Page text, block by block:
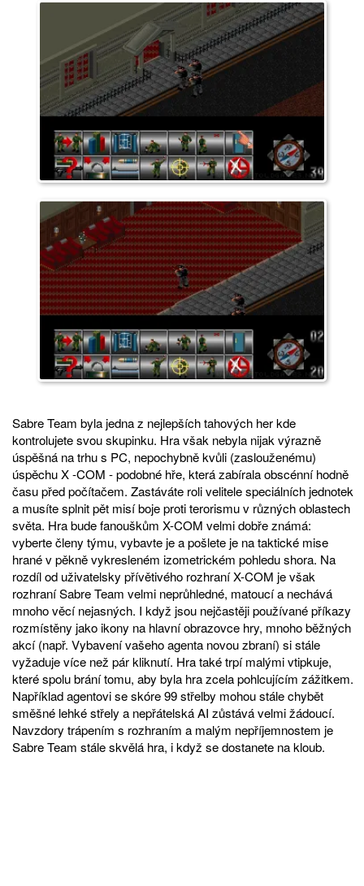
Sabre Team byla jedna z nejlepších tahových her kde
kontrolujete svou skupinku. Hra však nebyla nijak výrazně
úspěšná na trhu s PC, nepochybně kvůli (zaslouženému)
úspěchu X -COM - podobné hře, která zabírala obscénní hodně
času před počítačem. Zastáváte roli velitele speciálních jednotek
a musíte splnit pět misí boje proti terorismu v různých oblastech
světa. Hra bude fanouškům X-COM velmi dobře známá:
vyberte členy týmu, vybavte je a pošlete je na taktické mise
hrané v pěkně vykresleném izometrickém pohledu shora. Na
rozdíl od uživatelsky přívětivého rozhraní X-COM je však
rozhraní Sabre Team velmi neprůhledné, matoucí a nechává
mnoho věcí nejasných. I když jsou nejčastěji používané příkazy
rozmístěny jako ikony na hlavní obrazovce hry, mnoho běžných
akcí (např. Vybavení vašeho agenta novou zbraní) si stále
vyžaduje více než pár kliknutí. Hra také trpí malými vtipkuje,
které spolu brání tomu, aby byla hra zcela pohlcujícím zážitkem.
Například agentovi se skóre 99 střelby mohou stále chybět
směšné lehké střely a nepřátelská AI zůstává velmi žádoucí.
Navzdory trápením s rozhraním a malým nepříjemnostem je
Sabre Team stále skvělá hra, i když se dostanete na kloub.